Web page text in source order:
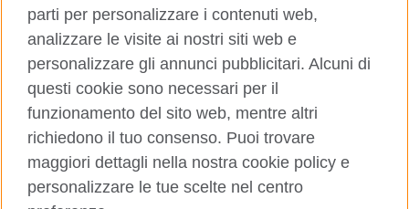
RSS
British Council global
Privacy e condizioni d'uso
Cookie
Sitemap
parti per personalizzare i contenuti web,
analizzare le visite ai nostri siti web e
personalizzare gli annunci pubblicitari. Alcuni di
questi cookie sono necessari per il
funzionamento del sito web, mentre altri
richiedono il tuo consenso. Puoi trovare
maggiori dettagli nella nostra cookie policy e
personalizzare le tue scelte nel centro